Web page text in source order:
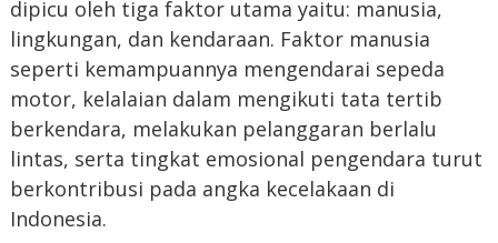
dipicu oleh tiga faktor utama yaitu: manusia,
lingkungan, dan kendaraan. Faktor manusia
seperti kemampuannya mengendarai sepeda
motor, kelalaian dalam mengikuti tata tertib
berkendara, melakukan pelanggaran berlalu
lintas, serta tingkat emosional pengendara turut
berkontribusi pada angka kecelakaan di
Indonesia.